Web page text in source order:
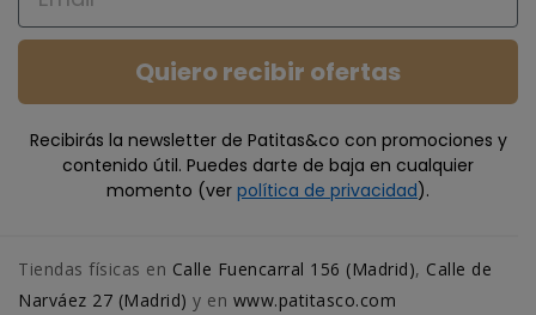
Quiero recibir ofertas
Recibirás la newsletter de Patitas&co con promociones y
contenido útil. Puedes darte de baja en cualquier
momento (ver política de privacidad).
Tiendas físicas en Calle Fuencarral 156 (Madrid), Calle de
Narváez 27 (Madrid) y en www.patitasco.com